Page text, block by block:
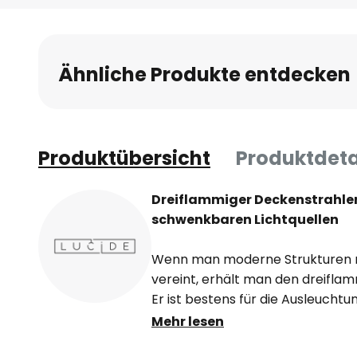
springen
Ähnliche Produkte entdecken
Produktübersicht
Dreiflammiger
schwenkbaren Lichtquellen
Wenn man moderne
vereint, erhält man den
Er ist bestens für die
und die Lichtabstrahlung
Mehr lesen